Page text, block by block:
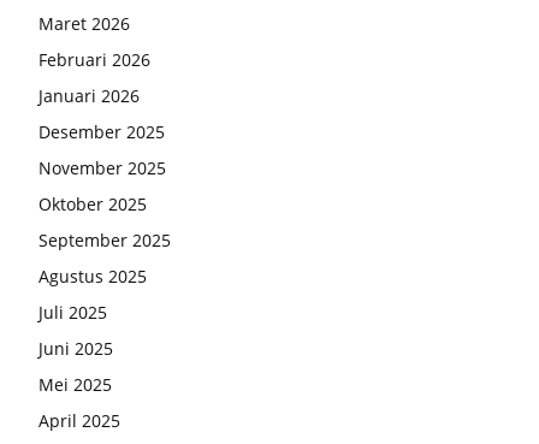
Maret 2026
Februari 2026
Januari 2026
Desember 2025
November 2025
Oktober 2025
September 2025
Agustus 2025
Juli 2025
Juni 2025
Mei 2025
April 2025